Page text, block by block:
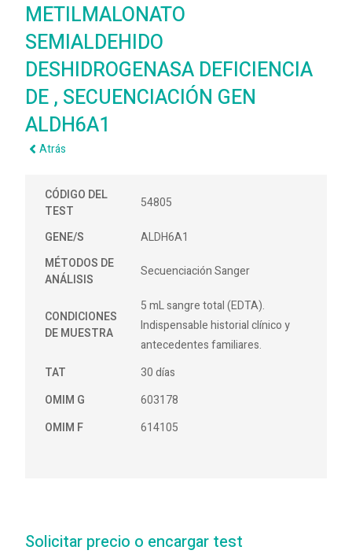
METILMALONATO
SEMIALDEHIDO
DESHIDROGENASA DEFICIENCIA
DE , SECUENCIACIÓN GEN
ALDH6A1
Atrás
CÓDIGO DEL
TEST
54805
GENE/S
ALDH6A1
MÉTODOS DE
ANÁLISIS
Secuenciación Sanger
CONDICIONES
DE MUESTRA
5 mL sangre total (EDTA).
Indispensable historial clínico y
antecedentes familiares.
TAT
30 días
OMIM G
603178
OMIM F
614105
Solicitar precio o encargar test